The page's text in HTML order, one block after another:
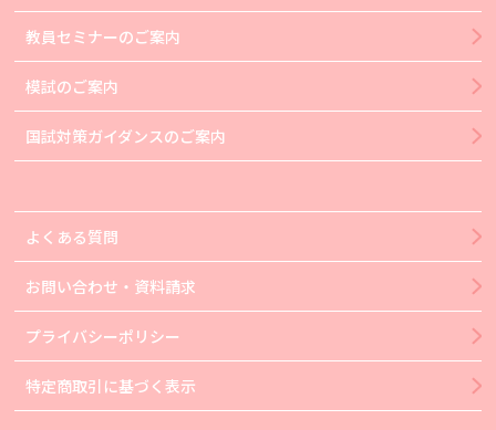
教員セミナーのご案内
模試のご案内
国試対策ガイダンスのご案内
よくある質問
お問い合わせ・資料請求
プライバシーポリシー
特定商取引に基づく表示